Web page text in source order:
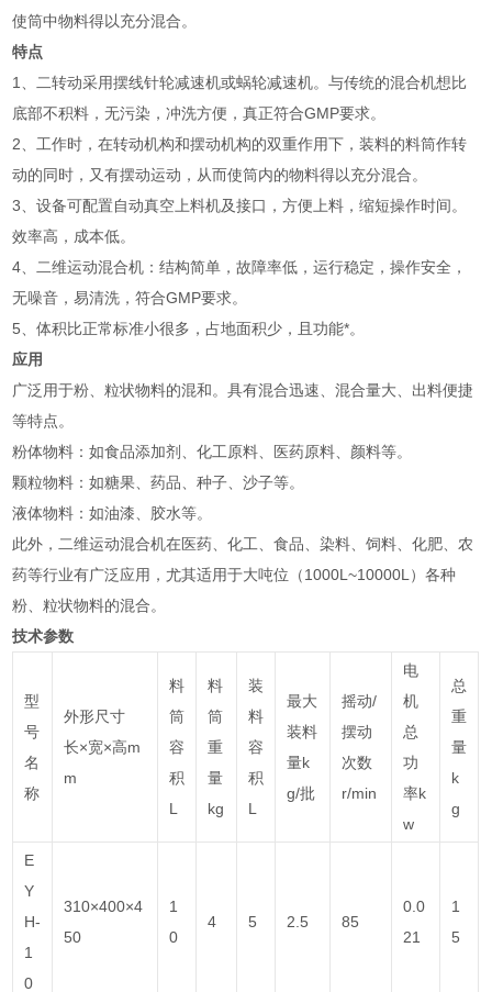
使筒中物料得以充分混合。
特点
1、二转动采用摆线针轮减速机或蜗轮减速机。与传统的混合机想比
底部不积料，无污染，冲洗方便，真正符合GMP要求。
2、工作时，在转动机构和摆动机构的双重作用下，装料的料筒作转
动的同时，又有摆动运动，从而使筒内的物料得以充分混合。
3、设备可配置自动真空上料机及接口，方便上料，缩短操作时间。
效率高，成本低。
4、二维运动混合机：结构简单，故障率低，运行稳定，操作安全，
无噪音，易清洗，符合GMP要求。
5、体积比正常标准小很多，占地面积少，且功能*。
应用
广泛用于粉、粒状物料的混和。具有混合迅速、混合量大、出料便捷
等特点。
‌粉体物料‌：如食品添加剂、化工原料、医药原料、颜料等‌。
‌颗粒物料‌：如糖果、药品、种子、沙子等‌。
‌液体物料‌：如油漆、胶水等‌。
此外，二维运动混合机在医药、化工、食品、染料、饲料、化肥、农
药等行业有广泛应用，尤其适用于大吨位（1000L~10000L）各种
粉、粒状物料的混合‌。
技术参数
型
号
名
称
外形尺寸
长×宽×高m
m
料
筒
容
积
L
料
筒
重
量
kg
装
料
容
积
L
最大
装料
量k
g/批
摇动/
摆动
次数
r/min
电
机
总
功
率k
w
总
重
量
k
g
E
Y
H-
1
0
310×400×4
50
1
0
4 5 2.5 85
0.0
21
1
5